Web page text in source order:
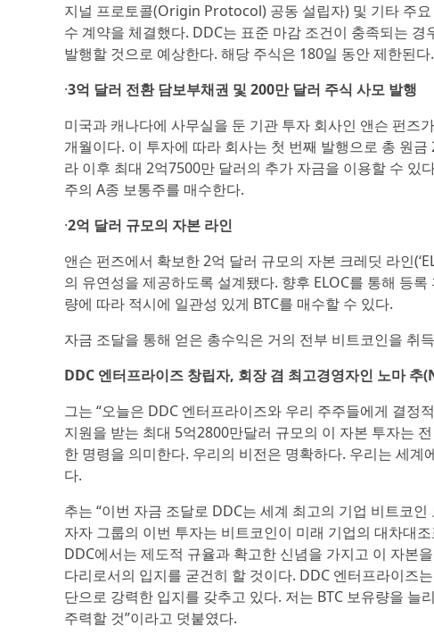
지널 프로토콜(Origin Protocol) 공동 설립자) 및 기타 주
수 계약을 체결했다. DDC는 표준 마감 조건이 충족되는
발행할 것으로 예상한다. 해당 주식은 180일 동안 제한된다.
·3억 달러 전환 담보부채권 및 200만 달러 주식 사모 발행
미국과 캐나다에 사무실을 둔 기관 투자 회사인 앤슨 펀즈
개월이다. 이 투자에 따라 회사는 첫 번째 발행으로 총 원
라 이후 최대 2억7500만 달러의 추가 자금을 이용할 수
주의 A종 보통주를 매수한다.
·2억 달러 규모의 자본 라인
앤슨 펀즈에서 확보한 2억 달러 규모의 자본 크레딧 라인
의 유연성을 제공하도록 설계됐다. 향후 ELOC를 통해 등
량에 따라 적시에 일관성 있게 BTC를 매수할 수 있다.
자금 조달을 통해 얻은 총수익은 거의 전부 비트코인을 취
DDC 엔터프라이즈 창립자, 회장 겸 최고경영자인 노마
그는 “오늘은 DDC 엔터프라이즈와 우리 주주들에게 결정
지원을 받는 최대 5억2800만달러 규모의 이 자본 투자는
한 명령을 의미한다. 우리의 비전은 명확하다. 우리는 세
다.
추는 “이번 자금 조달로 DDC는 세계 최고의 기업 비트코
자자 그룹의 이번 투자는 비트코인이 미래 기업의 대차대
DDC에서는 제도적 규율과 확고한 신념을 가지고 이 자본
다리로서의 입지를 굳건히 할 것이다. DDC 엔터프라이즈
단으로 강력한 입지를 갖추고 있다. 저는 BTC 보유량을 늘
주력할 것”이라고 덧붙였다.